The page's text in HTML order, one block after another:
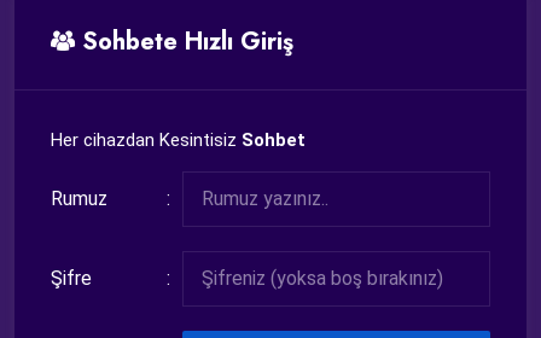
Sohbete Hızlı Giriş
Her cihazdan Kesintisiz Sohbet
Rumuz
Şifre